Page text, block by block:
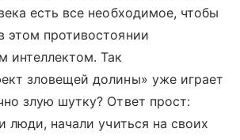
есть все необходимое, чтобы
этом противостоянии
интеллектом. Так
зловещей долины» уже играет
злую шутку? Ответ прост:
люди, начали учиться на своих